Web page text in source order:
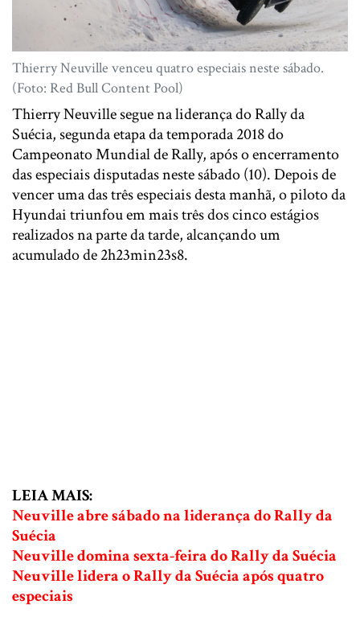
Thierry Neuville venceu quatro especiais neste sábado.
(Foto: Red Bull Content Pool)
Thierry Neuville segue na liderança do Rally da
Suécia, segunda etapa da temporada 2018 do
Campeonato Mundial de Rally, após o encerramento
das especiais disputadas neste sábado (10). Depois de
vencer uma das três especiais desta manhã, o piloto da
Hyundai triunfou em mais três dos cinco estágios
realizados na parte da tarde, alcançando um
acumulado de 2h23min23s8.
LEIA MAIS:
Neuville abre sábado na liderança do Rally da
Suécia
Neuville domina sexta-feira do Rally da Suécia
Neuville lidera o Rally da Suécia após quatro
especiais